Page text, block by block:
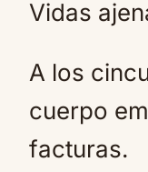
Vidas
A los
cuerpo
facturas.